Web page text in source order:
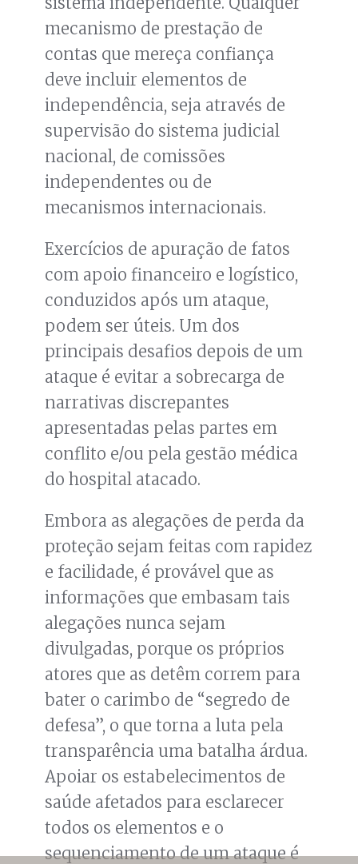
mecanismo de prestação de
contas que mereça confiança
deve incluir elementos de
independência, seja através de
supervisão do sistema judicial
nacional, de comissões
independentes ou de
mecanismos internacionais.
Exercícios de apuração de fatos
com apoio financeiro e logístico,
conduzidos após um ataque,
podem ser úteis. Um dos
principais desafios depois de um
ataque é evitar a sobrecarga de
narrativas discrepantes
apresentadas pelas partes em
conflito e/ou pela gestão médica
do hospital atacado.
Embora as alegações de perda da
proteção sejam feitas com rapidez
e facilidade, é provável que as
informações que embasam tais
alegações nunca sejam
divulgadas, porque os próprios
atores que as detêm correm para
bater o carimbo de “segredo de
defesa”, o que torna a luta pela
transparência uma batalha árdua.
Apoiar os estabelecimentos de
saúde afetados para esclarecer
todos os elementos e o
sequenciamento de um ataque é